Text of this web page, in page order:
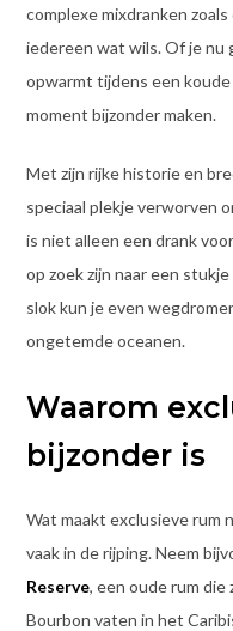
complexe mixdranken zoals
iedereen wat wils. Of je nu
opwarmt tijdens een
moment bijzonder maken.
Met zijn rijke historie en
speciaal plekje verworven
is niet alleen een drank
op zoek zijn naar een
slok kun je even
ongetemde oceanen.
Waarom
bijzonder is
Wat maakt exclusieve rum
vaak in de rijping. Neem
Reserve, een oude rum
Bourbon vaten in het